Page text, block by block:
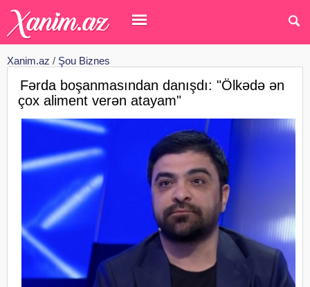
Xanim.az / Şou Biznes
Fərda boşanmasından danışdı: "Ölkədə ən
çox aliment verən atayam"